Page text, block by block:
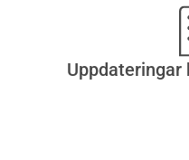
Uppdateringar